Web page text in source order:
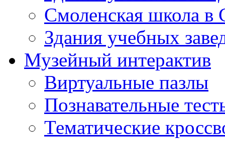
Смоленская школа в
Здания учебных
Музейный интерактив
Виртуальные пазлы
Познавательные
Тематические